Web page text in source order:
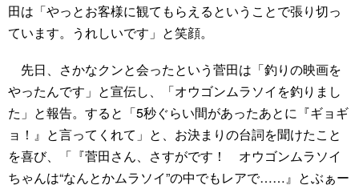
田は「やっとお客様に観てもらえるということで張り切っ
ています。うれしいです」と笑顔。
先日、さかなクンと会ったという菅田は「釣りの映画を
やったんです」と宣伝し、「オウゴンムラソイを釣りまし
た」と報告。すると「5秒ぐらい間があったあとに『ギョギ
ョ！』と言ってくれて」と、お決まりの台詞を聞けたこと
を喜び、「『菅田さん、さすがです！ オウゴンムラソイ
ちゃんは“なんとかムラソイ”の中でもレアで……』とぶぁー